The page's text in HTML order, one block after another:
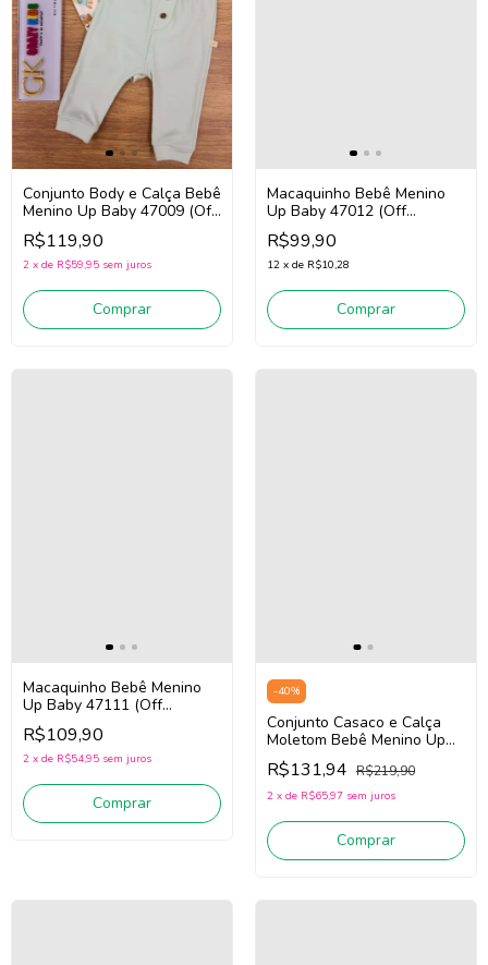
Conjunto Body e Calça Bebê
Menino Up Baby 47009 (Off
White/Verde)
R$119,90
2 x de R$59,95 sem juros
Comprar
Macaquinho Bebê Menino
Up Baby 47012 (Off
White/Verde)
R$99,90
12 x de R$10,28
Comprar
Macaquinho Bebê Menino
Up Baby 47111 (Off
White/Verde)
R$109,90
2 x de R$54,95 sem juros
Comprar
-40%
Conjunto Casaco e Calça
Moletom Bebê Menino Up
Baby 45884 (Bege
Claro/Marrom)
R$131,94 R$219,90
2 x de R$65,97 sem juros
Comprar